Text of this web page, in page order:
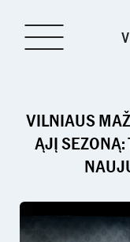
VILNIAUS
ĄJĮ SEZONĄ: